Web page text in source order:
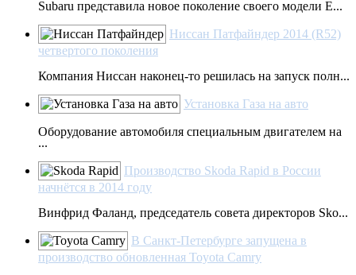
Subaru представила новое поколение своего модели E...
Ниссан Патфайндер 2014 (R52)
четвертого поколения
Компания Ниссан наконец-то решилась на запуск полн...
Установка Газа на авто
Оборудование автомобиля специальным двигателем на
...
Производство Skoda Rapid в России
начнётся в 2014 году
Винфрид Фаланд, председатель совета директоров Sko...
В Санкт-Петербурге запущена в
производство обновленная Toyota Camry